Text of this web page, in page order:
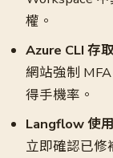
權。
Azure CLI 存
網站強制
得手機率。
Langflow 使
立即確認已修